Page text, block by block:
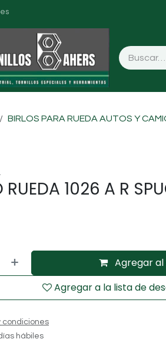
BIRLOS PARA RUEDA AUTOS Y
RUEDA 1026 A R
Agregar
Agregar a la lista de
condiciones
hábiles